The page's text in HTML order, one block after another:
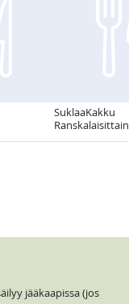
SuklaaKakku
Ranskalaisittain
jääkaapissa (jos